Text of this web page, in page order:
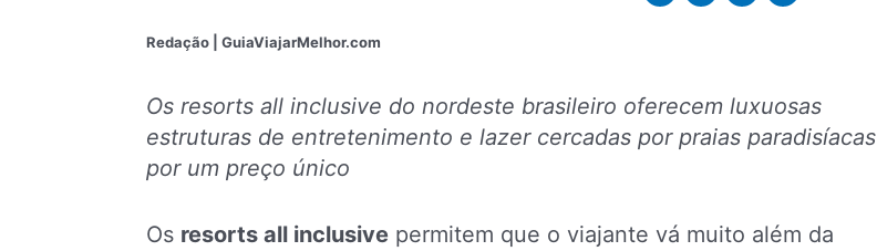
Redação | GuiaViajarMelhor.com
Os resorts all inclusive do nordeste brasileiro oferecem luxuosas
estruturas de entretenimento e lazer cercadas por praias paradisíacas
por um preço único
Os resorts all inclusive permitem que o viajante vá muito além da